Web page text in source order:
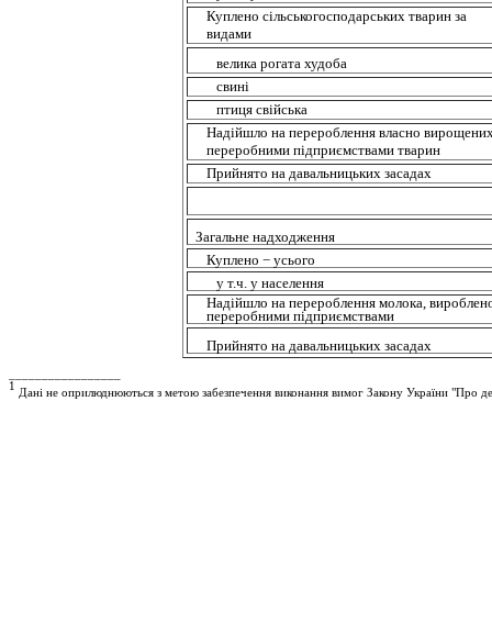
Куплено сільськогосподарських тваринза
видами
велика рогата худоба
cвині
птиця свійська
Надійшло на перероблення власно
переробними підприємствами тварин
Прийнято на давальницькихзасадах
Загальне надходження
Куплено − усього
у т.ч. унаселення
Надійшло на переробленнямолока,
переробними підприємствами
Прийнято на давальницькихзасадах
1
Дані не оприлюднюються з метою забезпечення виконання вимог Закону України "Про